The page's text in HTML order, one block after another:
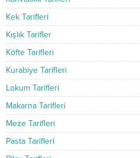
Kek Tarifleri
Kışlık Tarifler
Köfte Tarifleri
Kurabiye Tarifleri
Lokum Tarifleri
Makarna Tarifleri
Meze Tarifleri
Pasta Tarifleri